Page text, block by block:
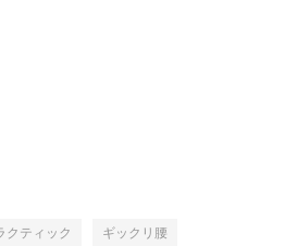
クティック ギックリ腰